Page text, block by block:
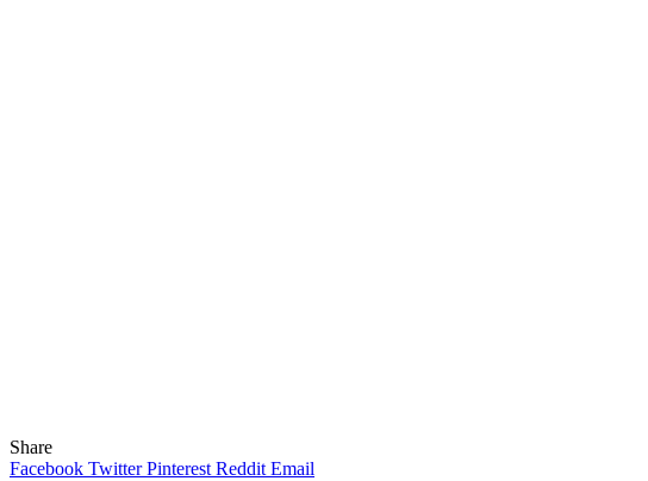
Share
Facebook Twitter Pinterest Reddit Email